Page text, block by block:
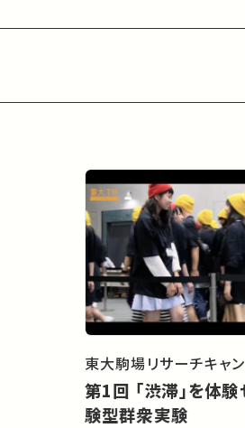
東大駒場リサーチキャ
第1回 「渋滞」を体験せよ！？：体
験型群衆実験